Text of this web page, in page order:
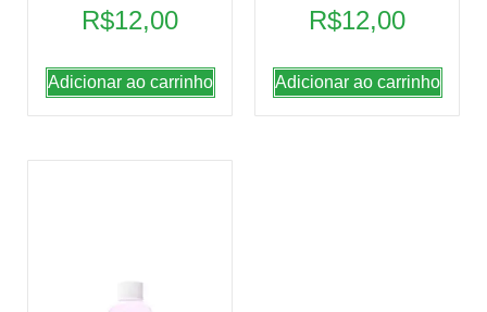
R$12,00
Adicionar ao carrinho
R$12,00
Adicionar ao carrinho